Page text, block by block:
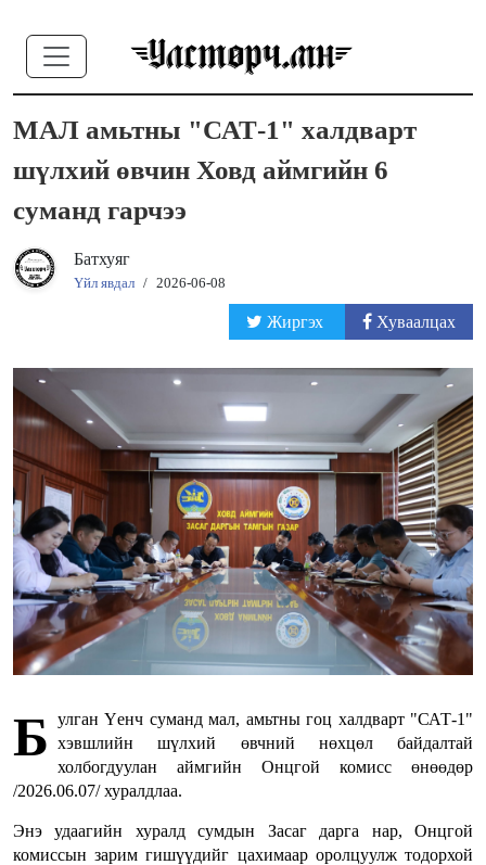
МАЛ амьтны "САТ-1" халдварт
шүлхий өвчин Ховд аймгийн 6
суманд гарчээ
Батхуяг
Үйл явдал / 2026-06-08
Жиргэх Хуваалцах
Б улган Үенч суманд мал, амьтны гоц халдварт "САТ-1"
хэвшлийн шүлхий өвчний нөхцөл байдалтай
холбогдуулан аймгийн Онцгой комисс өнөөдөр
/2026.06.07/ хуралдлаа.
Энэ удаагийн хуралд сумдын Засаг дарга нар, Онцгой
комиссын зарим гишүүдийг цахимаар оролцуулж тодорхой